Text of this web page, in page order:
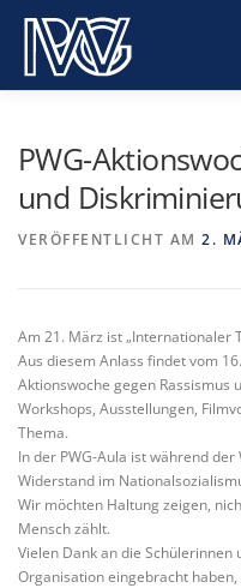
springen
PWG-
und
VERÖFFENTLICHT AM 2.
Am 21. März ist „Internationaler
Aus diesem Anlass findet vom
Aktionswoche gegen Rassismus
Workshops, Ausstellungen,
Thema.
In der PWG-Aula ist während
Widerstand im
Wir möchten Haltung zeigen,
Mensch zählt.
Vielen Dank an die Schülerinnen
Organisation eingebracht